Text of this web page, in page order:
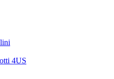
4US